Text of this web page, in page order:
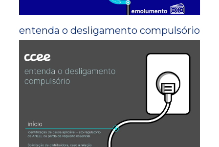
entenda o desligamento compulsório